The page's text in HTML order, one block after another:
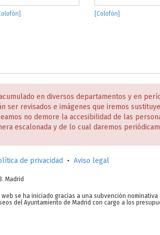
[Colofón]
en diversos departamentos y en
revisados e imágenes que iremos
no demore la accesibilidad de las
escalonada y de lo cual daremos
de privacidad • Aviso legal
Madrid
se ha iniciado gracias a una subvención nominativa
del Ayuntamiento de Madrid con cargo a los